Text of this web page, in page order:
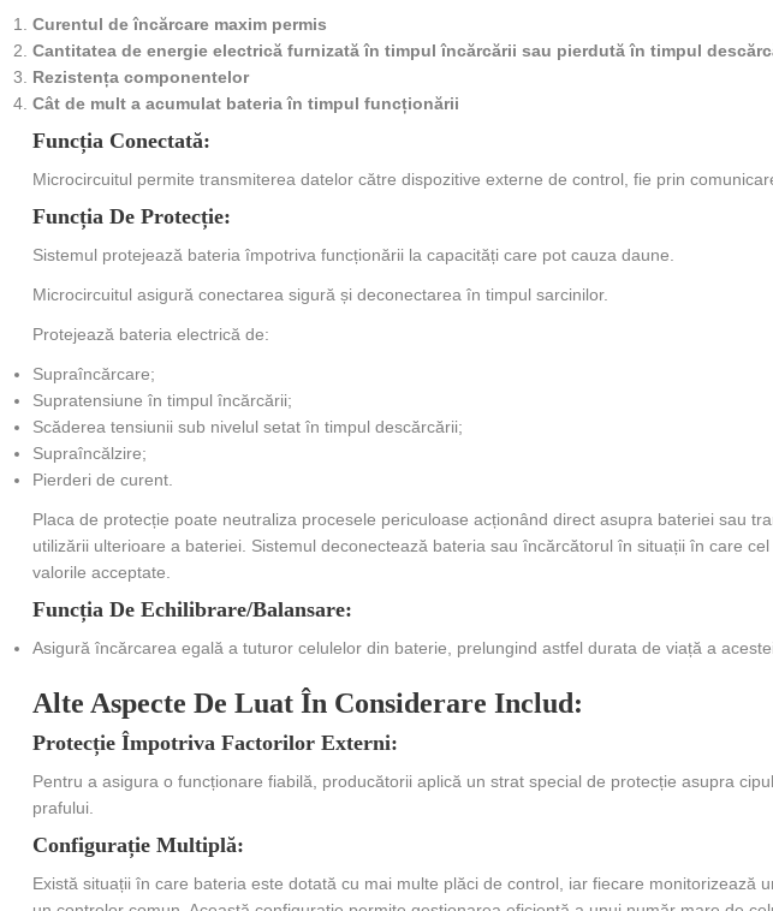
Curentul de încărcare maxim permis
Cantitatea de energie electrică furnizată în timpul încărcării sau pierdută în timpul
Rezistența componentelor
Cât de mult a acumulat bateria în timpul funcționării
Funcția Conectată:
Microcircuitul permite transmiterea datelor către dispozitive externe de control, fie prin
Funcția De Protecție:
Sistemul protejează bateria împotriva funcționării la capacități care pot cauza daune.
Microcircuitul asigură conectarea sigură și deconectarea în timpul sarcinilor.
Protejează bateria electrică de:
Supraîncărcare;
Supratensiune în timpul încărcării;
Scăderea tensiunii sub nivelul setat în timpul descărcării;
Supraîncălzire;
Pierderi de curent.
Placa de protecție poate neutraliza procesele periculoase acționând direct asupra bateriei sau
utilizării ulterioare a bateriei. Sistemul deconectează bateria sau încărcătorul în situații în care
valorile acceptate.
Funcția De Echilibrare/balansare:
Asigură încărcarea egală a tuturor celulelor din baterie, prelungind astfel durata de viață a
Alte Aspecte De Luat În Considerare Includ:
Protecție Împotriva Factorilor Externi:
Pentru a asigura o funcționare fiabilă, producătorii aplică un strat special de protecție asupra
prafului.
Configurație Multiplă:
Există situații în care bateria este dotată cu mai multe plăci de control, iar fiecare monitorizează